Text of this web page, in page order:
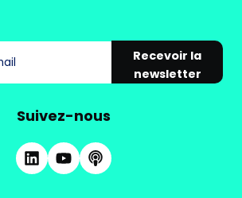
Recevoir la
newsletter
Suivez-nous